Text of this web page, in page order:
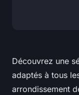
Découvrez une
adaptés à tous
arrondissement